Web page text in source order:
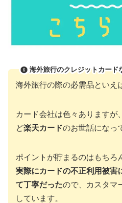
海外旅行のクレジットカード
海外旅行の際の必需品といえ
カード会社は色々ありますが
ど楽天カードのお世話になっ
ポイントが貯まるのはもちろ
実際にカードの不正利用被害
て丁寧だったので、カスタマ
しています。